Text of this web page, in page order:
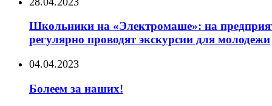
Школьники на «Электромаше»: на
регулярно проводят экскурсии для молодежи
04.04.2023
Болеем за наших!